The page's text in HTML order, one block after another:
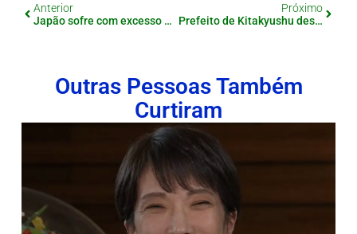
Anterior
Japão sofre com excesso de turistas e moradores relatam invasões em residências
Próximo
Prefeito de Kitakyushu desmente boato sobre refeições escolares “para muçulmanos”
Outras Pessoas Também
Curtiram